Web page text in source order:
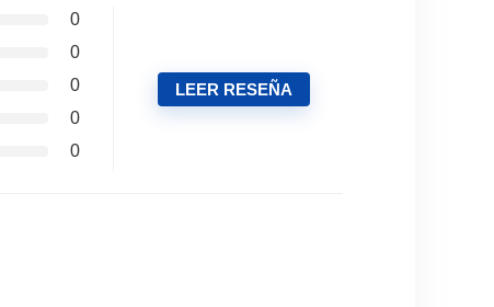
0
0
0
0
0
LEER RESEÑA